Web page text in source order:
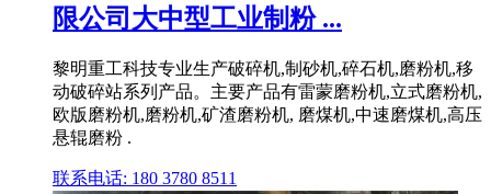
限公司大中型工业制粉 ...
黎明重工科技专业生产破碎机,制砂机,碎石机,磨粉机,移
动破碎站系列产品。主要产品有雷蒙磨粉机,立式磨粉机,
欧版磨粉机,磨粉机,矿渣磨粉机, 磨煤机,中速磨煤机,高压
悬辊磨粉 .
联系电话: 180 3780 8511